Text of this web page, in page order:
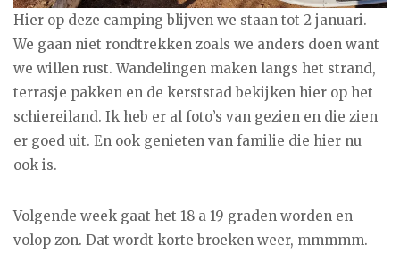
Hier op deze camping blijven we staan tot 2 januari.
We gaan niet rondtrekken zoals we anders doen want
we willen rust. Wandelingen maken langs het strand,
terrasje pakken en de kerststad bekijken hier op het
schiereiland. Ik heb er al foto’s van gezien en die zien
er goed uit. En ook genieten van familie die hier nu
ook is.
Volgende week gaat het 18 a 19 graden worden en
volop zon. Dat wordt korte broeken weer, mmmmm.